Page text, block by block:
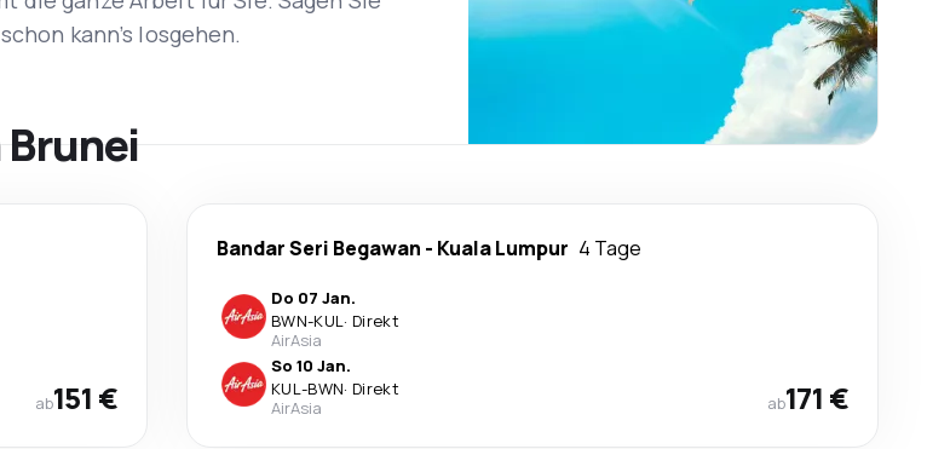
kann’s losgehen.
ab151 €
Bandar Seri Begawan - Kuala Lumpur 4 Tage
Do 07 Jan.
BWN-KUL· Direkt
AirAsia
So 10 Jan.
KUL-BWN· Direkt
AirAsia
ab171 €